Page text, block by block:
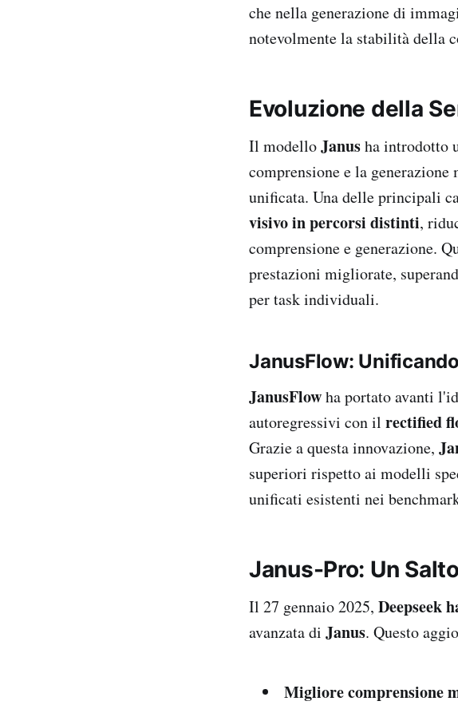
che nella generazione di
notevolmente la stabilità della
Evoluzione della
Il modelloJanusha introdotto
comprensione e la
unificata. Una delle principali
visivo in percorsi distinti,
comprensione e generazione.
prestazioni migliorate,
per task individuali.
JanusFlow:
JanusFlowha portato avanti
autoregressivi con il rectified
Grazie a questa innovazione,
superiori rispetto ai modelli
unificati esistenti nei
Janus-Pro: Un
Il 27 gennaio 2025, Deepseek
avanzata di Janus. Questo
Migliore comprensione